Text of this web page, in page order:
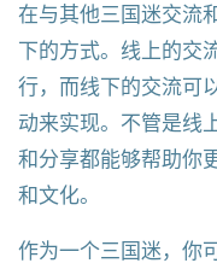
在与其他三国迷交流
下的方式。线上的交
行，而线下的交流可
动来实现。不管是线
和分享都能够帮助你
和文化。
作为一个三国迷，你